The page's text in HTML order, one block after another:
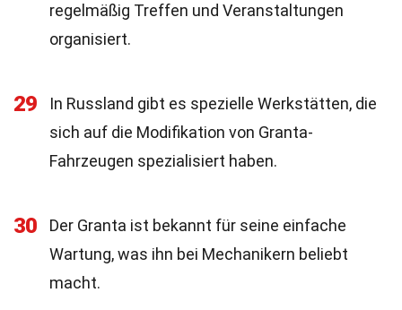
regelmäßig Treffen und Veranstaltungen
organisiert.
29
In Russland gibt es spezielle Werkstätten, die
sich auf die Modifikation von Granta-
Fahrzeugen spezialisiert haben.
30
Der Granta ist bekannt für seine einfache
Wartung, was ihn bei Mechanikern beliebt
macht.